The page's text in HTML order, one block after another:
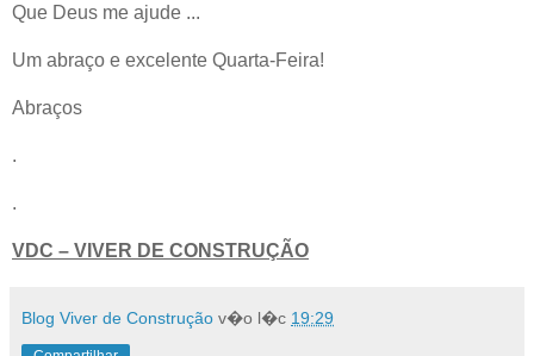
Que Deus me ajude ...
Um abraço e excelente Quarta-Feira!
Abraços
.
.
VDC – VIVER DE CONSTRUÇÃO
Blog Viver de Construção v�o l�c 19:29